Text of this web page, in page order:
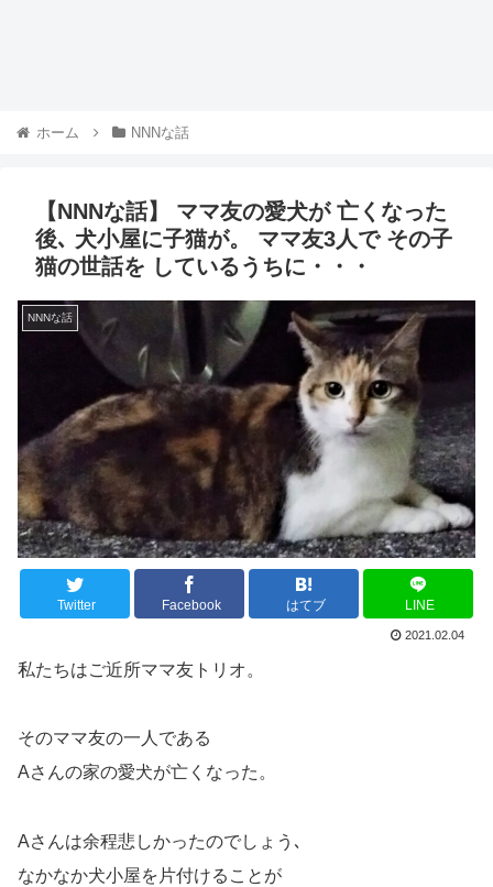
ホーム NNNな話
【NNNな話】 ママ友の愛犬が 亡くなった
後､ 犬小屋に子猫が。 ママ友3人で その子
猫の世話を しているうちに・・・
NNNな話
Twitter Facebook はてブ LINE
2021.02.04
私たちはご近所ママ友トリオ。
そのママ友の一人である
Aさんの家の愛犬が亡くなった。
Aさんは余程悲しかったのでしょう､
なかなか犬小屋を片付けることが